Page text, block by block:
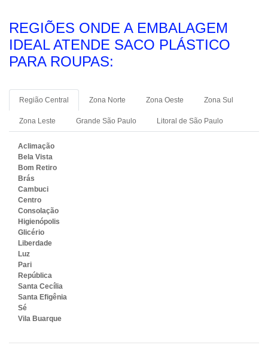
REGIÕES ONDE A EMBALAGEM
IDEAL ATENDE SACO PLÁSTICO
PARA ROUPAS:
Região Central Zona Norte Zona Oeste Zona Sul
Zona Leste Grande São Paulo Litoral de São Paulo
Aclimação
Bela Vista
Bom Retiro
Brás
Cambuci
Centro
Consolação
Higienópolis
Glicério
Liberdade
Luz
Pari
República
Santa Cecília
Santa Efigênia
Sé
Vila Buarque